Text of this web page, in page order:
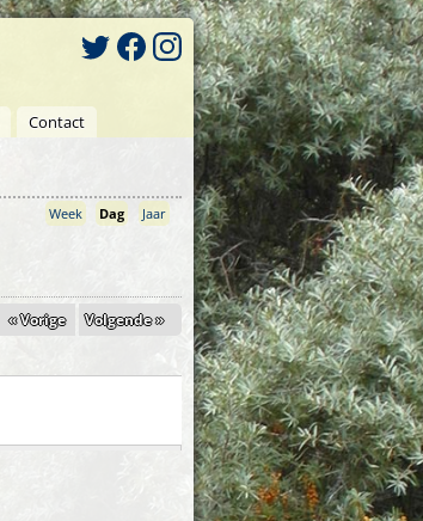
Contact
Week Dag (actieve tabblad)
Jaar
« Vorige Volgende »